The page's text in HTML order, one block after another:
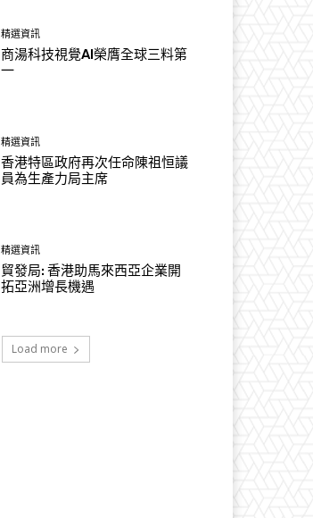
精選資訊
商湯科技視覺AI榮膺全球三料第
一
精選資訊
香港特區政府再次任命陳祖恒議
員為生產力局主席
精選資訊
貿發局: 香港助馬來西亞企業開
拓亞洲增長機遇
Load more